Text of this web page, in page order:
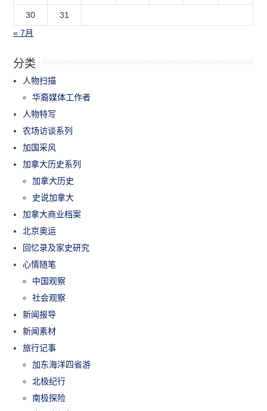
30
31
« 7月
分类
人物扫描
华裔媒体工作者
人物特写
农场访谈系列
加国采风
加拿大历史系列
加拿大历史
史说加拿大
加拿大商业档案
北京奥运
回忆录及家史研究
心情随笔
中国观察
社会观察
新闻报导
新闻素材
旅行记事
加东海洋四省游
北极纪行
南极探险